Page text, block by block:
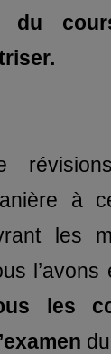
du
à
les
l’avons
les